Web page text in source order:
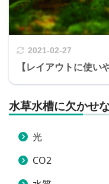
2021-02-27
【レイアウトに使
水草水槽に欠かせ
光
CO2